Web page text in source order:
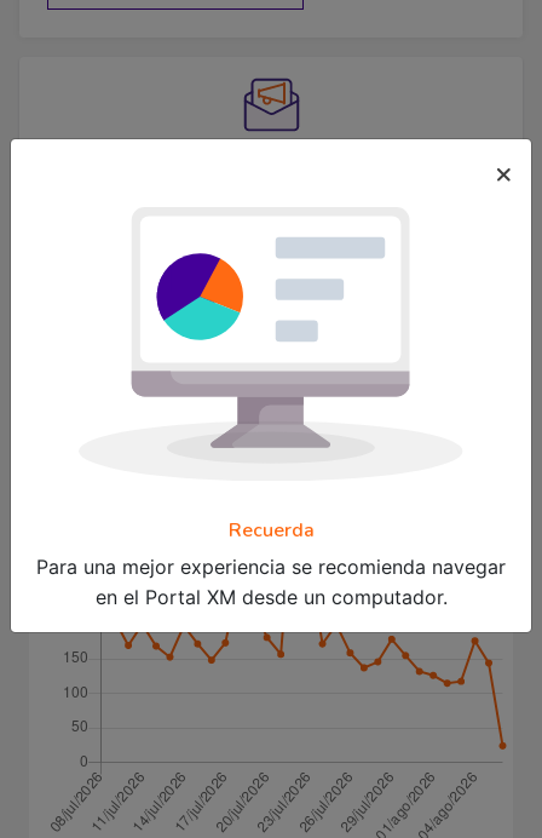
×
Recuerda
Para una mejor experiencia se recomienda navegar
en el Portal XM desde un computador.